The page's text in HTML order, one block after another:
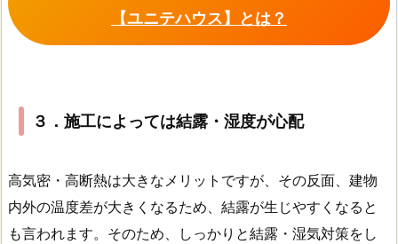
【ユニテハウス】とは？
３．施工によっては結露・湿度が心配
高気密・高断熱は大きなメリットですが、その反面、建物
内外の温度差が大きくなるため、結露が生じやすくなると
も言われます。そのため、しっかりと結露・湿気対策をし